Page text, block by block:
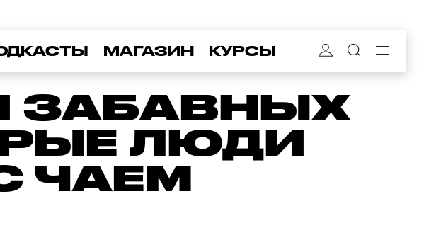
МАГАЗИН КУРСЫ
ЗАБАВНЫХ
ЛЮДИ
ЧАЕМ